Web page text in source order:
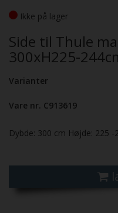
Ikke på lager
Side til Thule
300xH225-
Varianter
Vare nr. C913619
Dybde: 300 cm Højde: 225 -